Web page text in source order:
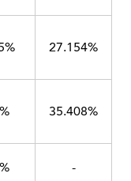
27.154%
35.408%
-